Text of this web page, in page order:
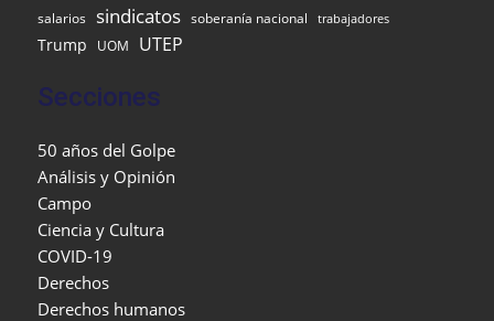
salarios sindicatos soberanía nacional trabajadores
Trump UOM UTEP
Secciones
50 años del Golpe
Análisis y Opinión
Campo
Ciencia y Cultura
COVID-19
Derechos
Derechos humanos